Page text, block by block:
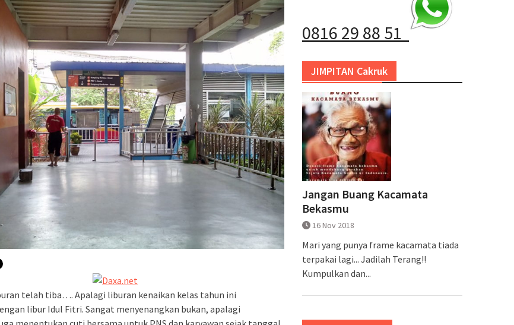
perjalanan KA
telah tiba…. Apalagi liburan kenaikan kelas tahun ini
libur Idul Fitri. Sangat menyenangkan bukan, apalagi
0816 29 88 51
JIMPITAN Cakruk
Jangan Buang Kacamata
Bekasmu
16 Nov 2018
Mari yang punya frame kacamata tiada
terpakai lagi... Jadilah Terang!!
Kumpulkan dan...